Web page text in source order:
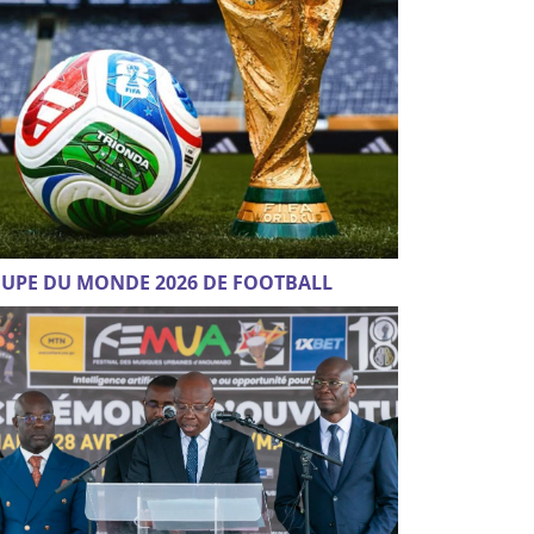
DU MONDE 2026 DE FOOTBALL